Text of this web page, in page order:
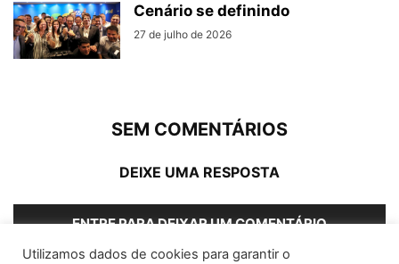
Cenário se definindo
27 de julho de 2026
SEM COMENTÁRIOS
DEIXE UMA RESPOSTA
ENTRE PARA DEIXAR UM COMENTÁRIO
Utilizamos dados de cookies para garantir o